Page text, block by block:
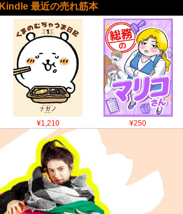
Kindle 最近の売れ筋本
¥1,210 ¥250